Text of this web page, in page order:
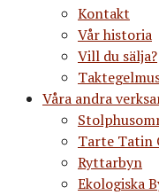
Kontakt
Vår historia
Vill du sälja?
Våra andra
Tarte Tatin
Ryttarbyn
Ekologiska